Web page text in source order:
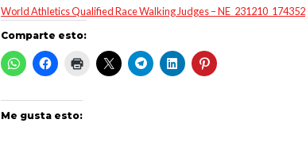
World Athletics Qualified Race Walking Judges – NE_231210_174352
Comparte esto:
Me gusta esto: